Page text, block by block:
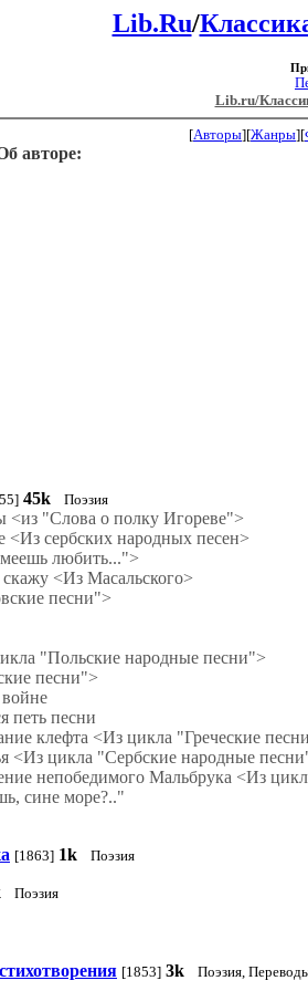
Lib.Ru/
Lib.ru/
[Авторы][Жанры][
авторе:
45k Поэзия
<из "Слова о полку Игореве">
<Из сербских народных песен>
любить...">
<Из Масальского>
песни">
"Польские народные песни">
песни">
петь песни
клефта <Из цикла "Греческие
<Из цикла "Сербские народные
непобедимого Мальбрука <Из
сине море?.."
[1863] 1k Поэзия
Поэзия
[1853] 3k Поэзия,